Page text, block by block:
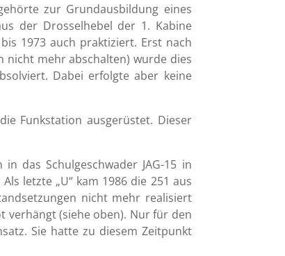
zur Grundausbildung eines
der Drosselhebel der 1. Kabine
1973 auch praktiziert. Erst nach
nicht mehr abschalten) wurde dies
Dabei erfolgte aber keine
Funkstation ausgerüstet. Dieser
das Schulgeschwader JAG-15 in
letzte „U“ kam 1986 die 251 aus
nicht mehr realisiert
verhängt (siehe oben). Nur für den
Sie hatte zu diesem Zeitpunkt